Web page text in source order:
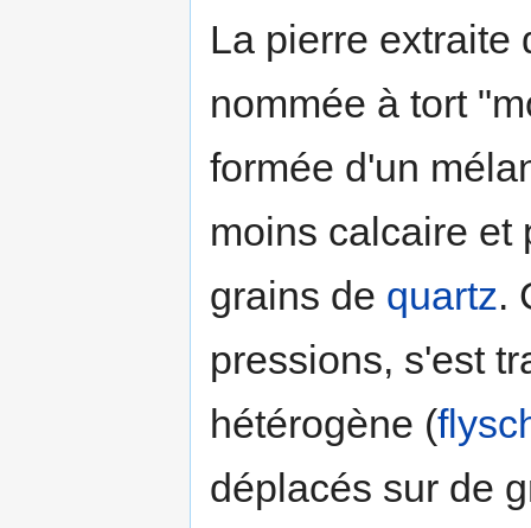
La pierre extraite
nommée à tort
formée d'un
moins calcaire et
grains de quartz.
pressions, s'est
hétérogène (
déplacés sur de